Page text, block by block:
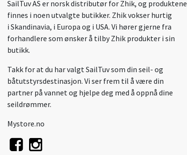
SailTuv AS er norsk distributør for Zhik, og produktene
finnes i noen utvalgte butikker. Zhik vokser hurtig
i Skandinavia, i Europa og i USA. Vi hører gjerne fra
forhandlere som ønsker å tilby Zhik produkter i sin
butikk.
Takk for at du har valgt SailTuv som din seil- og
båtutstyrsdestinasjon. Vi ser frem til å være din
partner på vannet og hjelpe deg med å oppnå dine
seildrømmer.
Mystore.no